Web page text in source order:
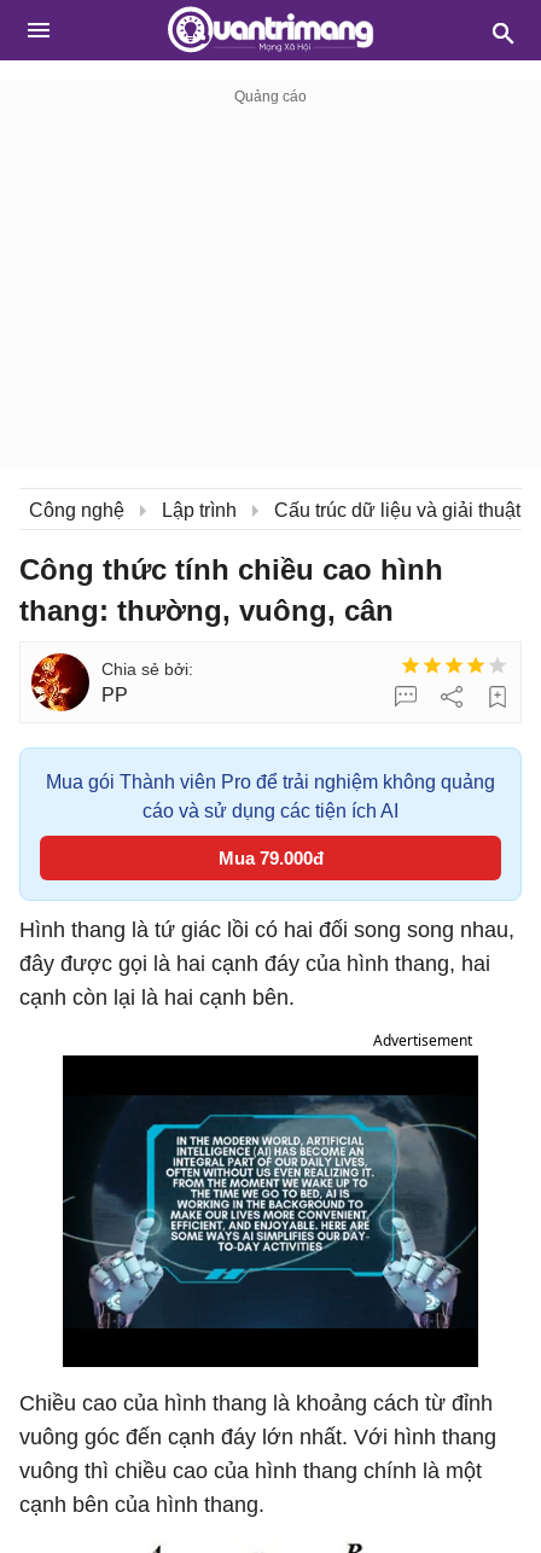
Công nghệ Lập trình Cấu trúc dữ liệu và giải thuật
Công thức tính chiều cao hình
thang: thường, vuông, cân
PP
Mua gói Thành viên Pro để trải nghiệm không quảng
cáo và sử dụng các tiện ích AI
Mua 79.000đ
Hình thang là tứ giác lồi có hai đối song song nhau,
đây được gọi là hai cạnh đáy của hình thang, hai
cạnh còn lại là hai cạnh bên.
Advertisement
Chiều cao của hình thang là khoảng cách từ đỉnh
vuông góc đến cạnh đáy lớn nhất. Với hình thang
vuông thì chiều cao của hình thang chính là một
cạnh bên của hình thang.